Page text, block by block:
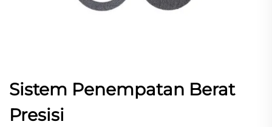
Sistem Penempatan Berat
Presisi